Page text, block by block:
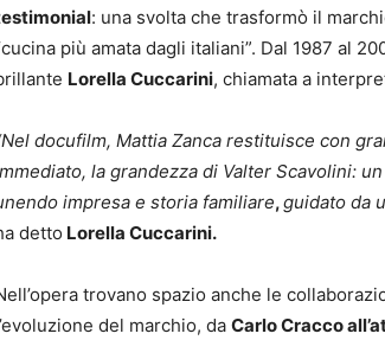
: una svolta che trasformò il
più amata dagli italiani”. Dal 1987 al
Lorella Cuccarini, chiamata a
docufilm, Mattia Zanca restituisce con
la grandezza di Valter Scavolini:
impresa e storia familiare,guidato da
detto Lorella Cuccarini.
trovano spazio anche le
del marchio, da Carlo Cracco